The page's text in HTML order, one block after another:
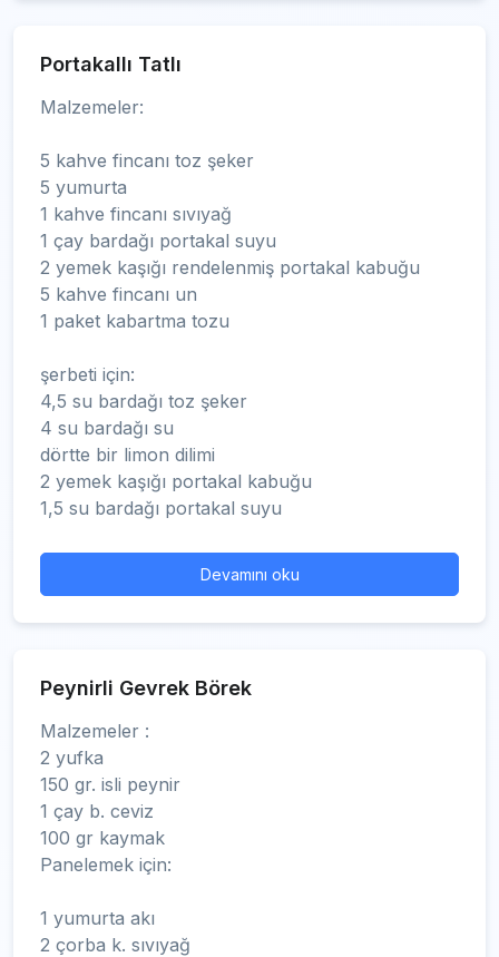
Portakallı Tatlı
Malzemeler:
5 kahve fincanı toz şeker
5 yumurta
1 kahve fincanı sıvıyağ
1 çay bardağı portakal suyu
2 yemek kaşığı rendelenmiş portakal kabuğu
5 kahve fincanı un
1 paket kabartma tozu
şerbeti için:
4,5 su bardağı toz şeker
4 su bardağı su
dörtte bir limon dilimi
2 yemek kaşığı portakal kabuğu
1,5 su bardağı portakal suyu
Devamını oku
Peynirli Gevrek Börek
Malzemeler :
2 yufka
150 gr. isli peynir
1 çay b. ceviz
100 gr kaymak
Panelemek için:
1 yumurta akı
2 çorba k. sıvıyağ